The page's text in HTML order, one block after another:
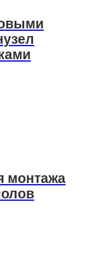
монтажа